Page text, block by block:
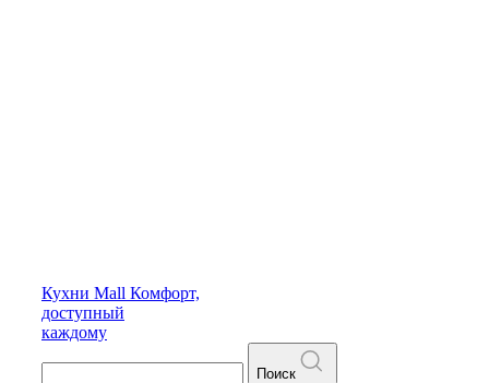
Кухни Mall Комфорт,
доступный
каждому
Поиск